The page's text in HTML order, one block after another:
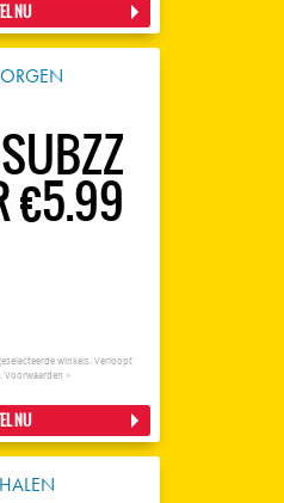
NU
€5.99
winkels. Verloopt
Voorwaarden >
NU